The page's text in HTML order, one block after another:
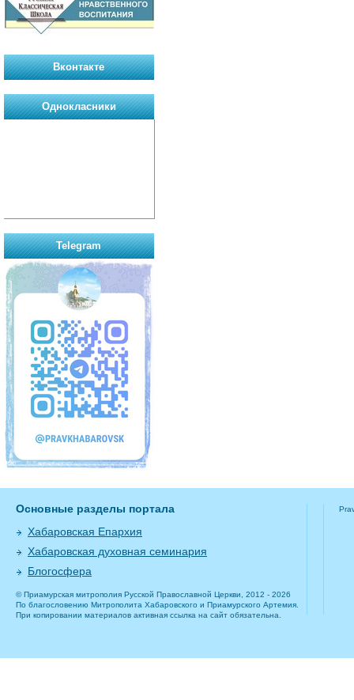
Вконтакте
Однокласники
Telegram
Основные разделы портала
Хабаровская Епархия
Хабаровская духовная семинария
Блогосфера
© Приамурская митрополия Русской Православной Церкви, 2012 - 2026
По благословению Митрополита Хабаровского и Приамурского Артемия.
При копировании материалов активная ссылка на сайт обязательна.